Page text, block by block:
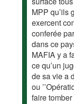
MPP qu’ils
exercent
conferée
dans ce
MAFIA y a
ce qu’un
de sa vie a
ou
faire